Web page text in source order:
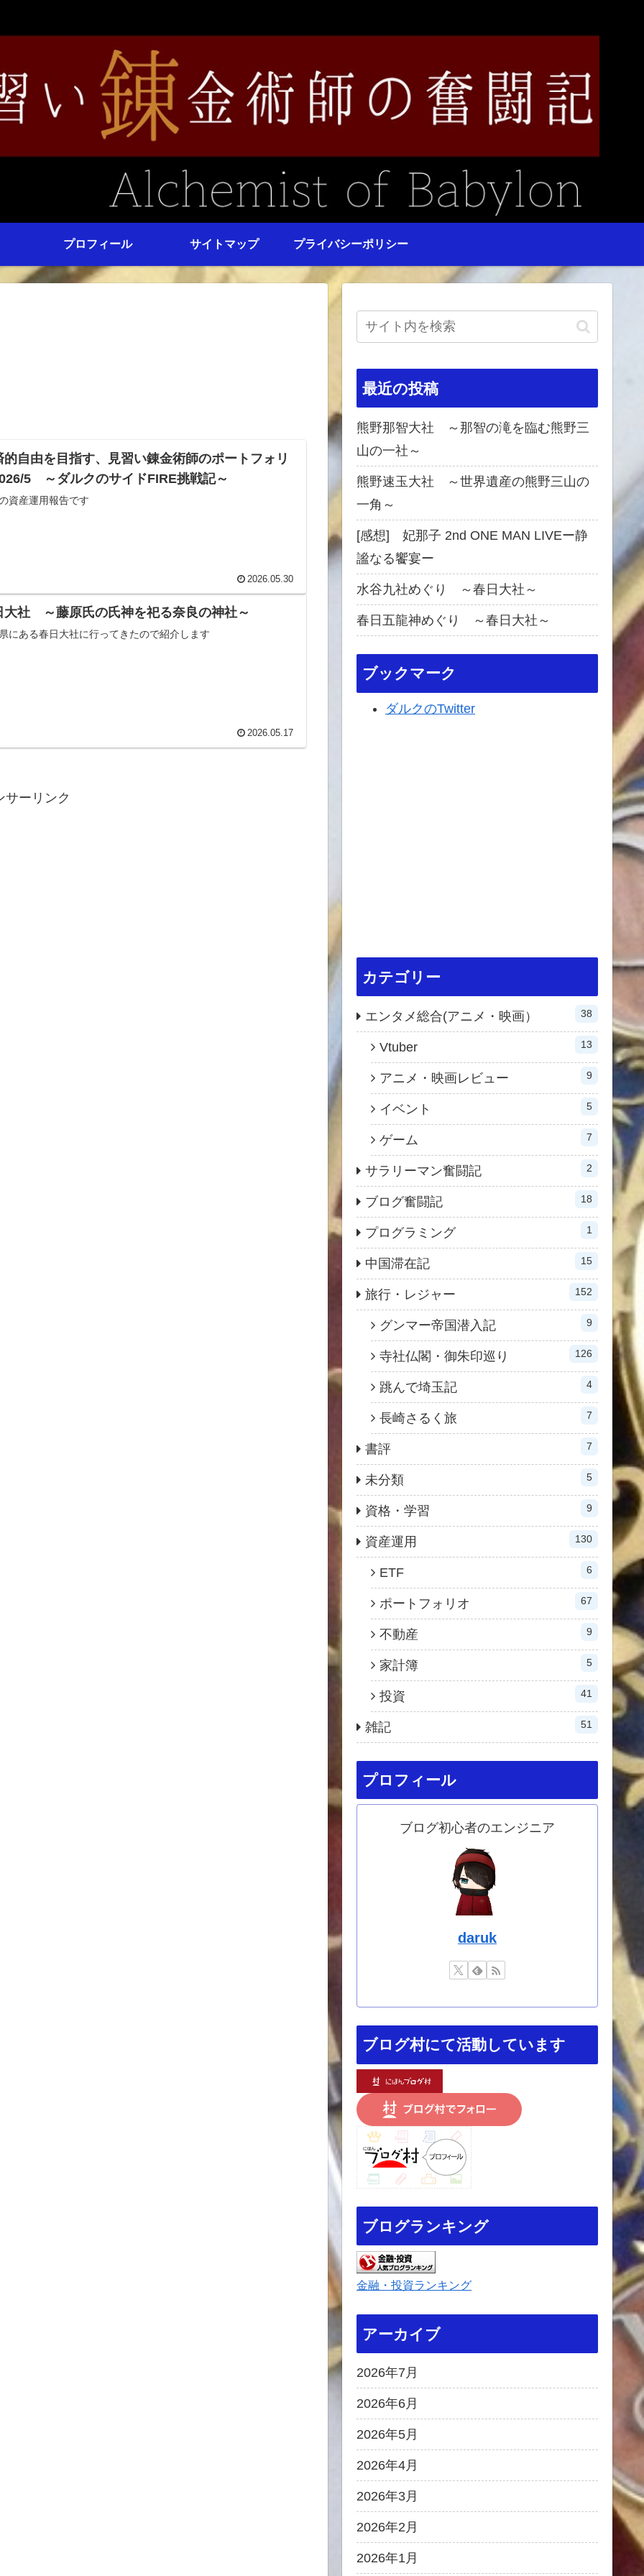
プロフィール サイトマップ プライバシーポリシー
的自由を目指す、見習い錬金術師のポートフォリ
5 ～ダルクのサイドFIRE挑戦記～
資産運用報告です
2026.05.30
大社 ～藤原氏の氏神を祀る奈良の神社～
にある春日大社に行ってきたので紹介します
2026.05.17
サーリンク
最近の投稿
熊野那智大社 ～那智の滝を臨む熊野三
山の一社～
熊野速玉大社 ～世界遺産の熊野三山の
一角～
[感想] 妃那子 2nd ONE MAN LIVEー静
謐なる饗宴ー
水谷九社めぐり ～春日大社～
春日五龍神めぐり ～春日大社～
ブックマーク
ダルクのTwitter
カテゴリー
エンタメ総合(アニメ・映画） 38
Vtuber 13
アニメ・映画レビュー 9
イベント 5
ゲーム 7
サラリーマン奮闘記 2
ブログ奮闘記 18
プログラミング 1
中国滞在記 15
旅行・レジャー 152
グンマー帝国潜入記 9
寺社仏閣・御朱印巡り 126
跳んで埼玉記 4
長崎さるく旅 7
書評 7
未分類 5
資格・学習 9
資産運用 130
ETF 6
ポートフォリオ 67
不動産 9
家計簿 5
投資 41
雑記 51
プロフィール
ブログ初心者のエンジニア
daruk
ブログ村にて活動しています
ブログランキング
金融・投資ランキング
アーカイブ
2026年7月
2026年6月
2026年5月
2026年4月
2026年3月
2026年2月
2026年1月